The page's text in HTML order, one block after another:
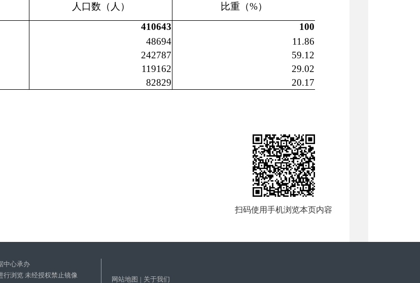
人口数（人）
比重（%）
410643 100
48694 11.86
242787 59.12
119162 29.02
82829 20.17
扫码使用手机浏览本页内容
中心承办
行浏览 未经授权禁止镜像
网站地图 | 关于我们